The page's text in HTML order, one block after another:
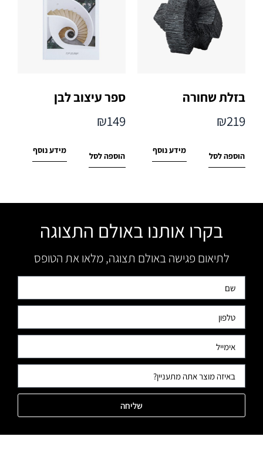
בזלת שחורה
₪219
הוספה לסל
מידע נוסף
ספר עיצוב לבן
₪149
הוספה לסל
מידע נוסף
בקרו אותנו באולם התצוגה
לתיאום פגישה באולם תצוגה, מלאו את הטופס
שליחה